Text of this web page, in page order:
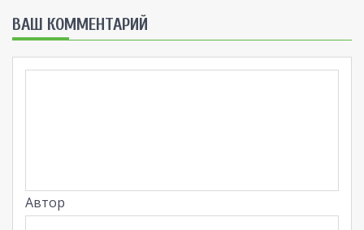
ВАШ КОММЕНТАРИЙ
Автор